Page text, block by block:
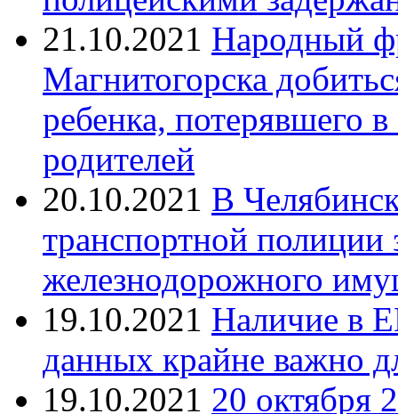
21.10.2021 Народный
Магнитогорска
ребенка, потерявшего
родителей
20.10.2021 В
транспортной
железнодорожного
19.10.2021 Наличие в
данных крайне важно
19.10.2021 20 октября